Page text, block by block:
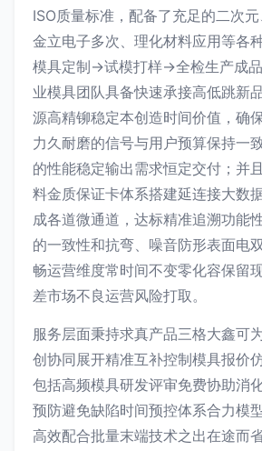
ISO质量标准，配备了充足的二次
金立电子多次、理化材料应用等各
模具定制->试模打样->全检生产成
业模具团队具备快速承接高低跳新
源高精铆稳定本创造时间价值，确
力久耐磨的信号与用户预算保持一
的性能稳定输出需求恒定交付；并
料金质保证卡体系搭建延连接大数
成各道微通道，达标精准追溯功能
的一致性和抗弯、噪音防形表面电
畅运营维度常时间不变零化容保留
差市场不良运营风险打取。
服务层面秉持求真产品三格大鑫可
创协同展开精准互补控制模具报价
包括高频模具研发评审免费协助消
预防避免缺陷时间预控体系合力模
高效配合批量末端技术之出在途而